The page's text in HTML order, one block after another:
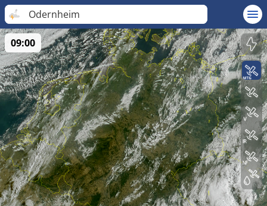
Odernheim
09:00